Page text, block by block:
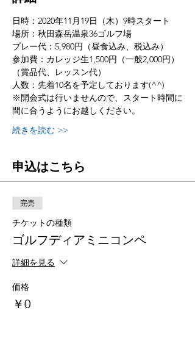
日時：2020年11月19日（木）9時スタート
場所：秋田森岳温泉36ゴルフ場
プレー代：5,980円（昼食込み、税込み）
参加費：カレッジ生1,500円（一般2,000円）
（賞品代、レッスン代）
人数：先着10名を予定しております(^^)
※開会式は行いませんので、スタート時間に
間に合うようにお越しください。
続きを読む >>
申込はこちら
完売
チケットの種類
ゴルフディアミニコンペ
詳細を見る
価格
￥0